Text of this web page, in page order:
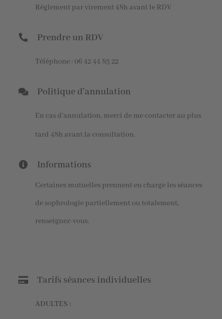
Règlement par virement 48h avant le RDV
Prendre un RDV
Téléphone : 06 42 44 83 22
Politique d’annulation
En cas d’annulation, merci de me contacter au plus
tard 48h avant la consultation.
Informations
Certaines mutuelles prennent en charge les séances
de sophrologie partiellement ou totalement,
renseignez-vous.
Tarifs séances individuelles
ADULTES :